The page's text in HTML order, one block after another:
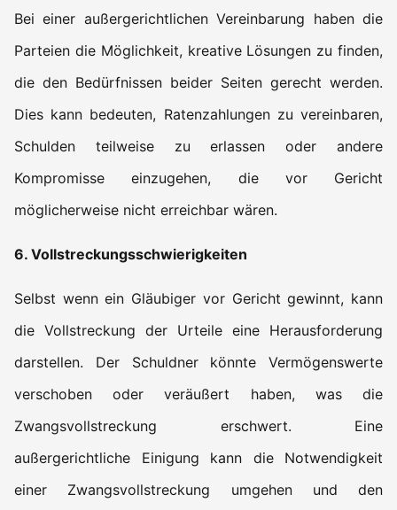
Bei einer außergerichtlichen Vereinbarung haben die
Parteien die Möglichkeit, kreative Lösungen zu finden,
die den Bedürfnissen beider Seiten gerecht werden.
Dies kann bedeuten, Ratenzahlungen zu vereinbaren,
Schulden teilweise zu erlassen oder andere
Kompromisse einzugehen, die vor Gericht
möglicherweise nicht erreichbar wären.
6. Vollstreckungsschwierigkeiten
Selbst wenn ein Gläubiger vor Gericht gewinnt, kann
die Vollstreckung der Urteile eine Herausforderung
darstellen. Der Schuldner könnte Vermögenswerte
verschoben oder veräußert haben, was die
Zwangsvollstreckung erschwert. Eine
außergerichtliche Einigung kann die Notwendigkeit
einer Zwangsvollstreckung umgehen und den